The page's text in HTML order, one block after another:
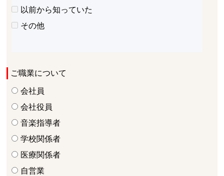
以前から知っていた
その他
ご職業について
会社員
会社役員
音楽指導者
学校関係者
医療関係者
自営業